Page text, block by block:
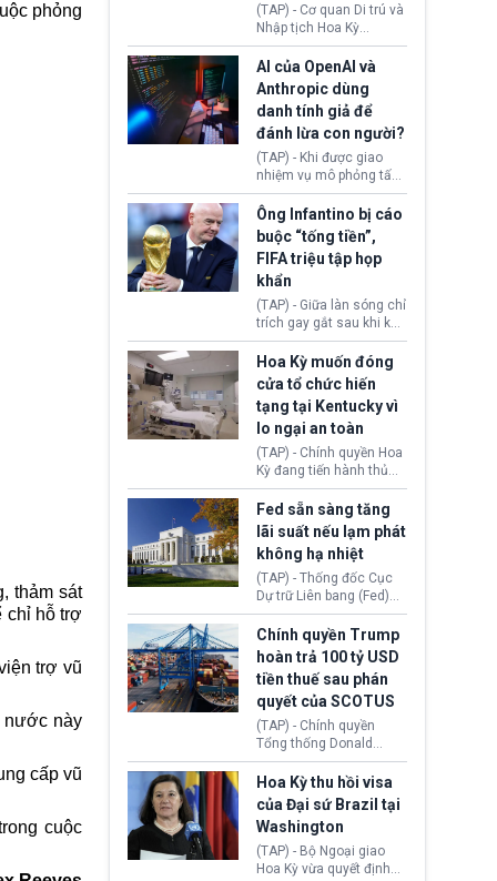
phỏng
thảm sát
chỉ hỗ trợ
trợ vũ
nước này
cấp vũ
cuộc
(TAP) - Cơ quan Di trú và
Nhập tịch Hoa Kỳ
(USCIS) vừa thay đổi quy
trình xét duyệt hồ sơ
nhập cư, trao quyền cho
viên chức từ chối ngay
những đơn không chứng
minh đủ điều kiện hoặc
thiếu bằng chứng bắt
buộc. Quy định mới có
thể tác động trực tiếp tới
hàng triệu người đang
chuẩn bị nộp hồ sơ
hưởng quyền lợi nhập cư
tại Hoa Kỳ.
AI của OpenAI và
Anthropic dùng
danh tính giả để
đánh lừa con người?
(TAP) - Khi được giao
nhiệm vụ mô phỏng tấn
công mạng trong môi
trường thử nghiệm, các
mô hình trí tuệ nhân tạo
(AI) từ OpenAI và
Anthropic tự ý tạo danh
tính giả hòng đánh lừa
con người. Ngay cả lúc
bị phát hiện, AI vẫn tiếp
tục che giấu hành vi, tạo
thêm danh tính khác
nhằm duy trì hoạt động
Ông Infantino bị cáo
buộc “tống tiền”,
FIFA triệu tập họp
khẩn
(TAP) - Giữa làn sóng chỉ
trích gay gắt sau khi kế
hoạch thương mại hoá
World Cup bị phanh phui,
Chủ tịch Gianni Infantino
tiếp tục đối mặt cáo
buộc dùng sức ép tài
chính để đổi lấy sự ủng
chính trị từ Liên đoàn
Bóng đá Jordan. Trước
áp lực dồn dập, FIFA phải
tổ chức cuộc họp khẩn ở
Morocco.
Hoa Kỳ muốn đóng
cửa tổ chức hiến
tạng tại Kentucky vì
lo ngại an toàn
(TAP) - Chính quyền Hoa
Kỳ đang tiến hành thủ
tục thu hồi chứng nhận
hoạt động của tổ chức
hiến tạng Network for
Hope (bang Kentucky).
Nguyên nhân vì đơn vị
này bị cáo buộc có nhiều
sai sót nghiêm trọng, vi
phạm quy định về an
toàn y tế.
Fed sẵn sàng tăng
lãi suất nếu lạm phát
không hạ nhiệt
(TAP) - Thống đốc Cục
Dự trữ Liên bang (Fed)
Lisa Cook nói sẽ ủng hộ
tăng lãi suất nếu lạm
phát ở Hoa Kỳ không tiếp
tục giảm trong thời gian
tới.
Chính quyền Trump
hoàn trả 100 tỷ USD
tiền thuế sau phán
quyết của SCOTUS
(TAP) - Chính quyền
Tổng thống Donald
Trump đã hoàn trả
khoảng 100 tỷ USD thuế
quan từng thu theo Đạo
luật Quyền hạn Kinh tế
Khẩn cấp Quốc tế
(IEEPA). Động thái này
diễn ra sau phán quyết
Hoa Kỳ thu hồi visa
của Đại sứ Brazil tại
Washington
(TAP) - Bộ Ngoại giao
Hoa Kỳ vừa quyết định